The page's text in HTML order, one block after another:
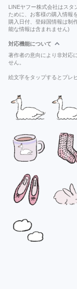
LINEヤフー株式会社はスタ
ために、お客様の購入情報
購入日付、登録国情報は制
能な情報は含まれません)
対応機能について
著作者の意向により非対応
せん。
絵文字をタップするとプレ